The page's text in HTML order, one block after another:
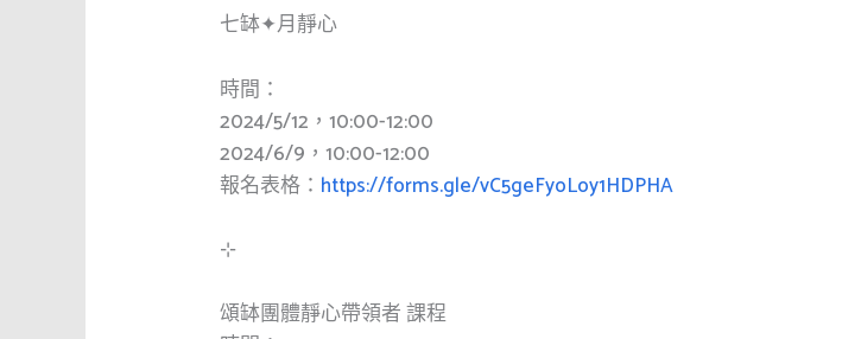
七缽✦月靜心
時間：
2024/5/12，10:00-12:00
2024/6/9，10:00-12:00
報名表格： https://forms.gle/vC5geFyoLoy1HDPHA
⊹
頌缽團體靜心帶領者 課程